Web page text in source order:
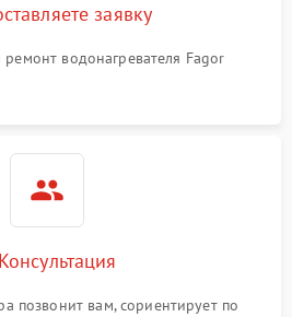
заявку
ремонт водонагревателя Fagor
позвонит вам, сориентирует по